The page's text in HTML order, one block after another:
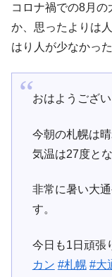
コロナ禍での8月
か、思ったよりは
はり人が少なかっ
おはようござい
今朝の札幌は
気温は27度と
非常に暑い大
す。
今日も1日頑張
カン #札幌 #大